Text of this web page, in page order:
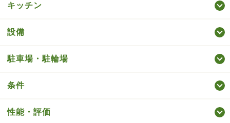
キッチン
設備
駐車場・駐輪場
条件
性能・評価